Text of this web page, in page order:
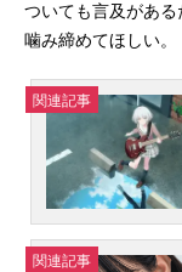
ついても言及があ
噛み締めてほしい。
関連記事
関連記事